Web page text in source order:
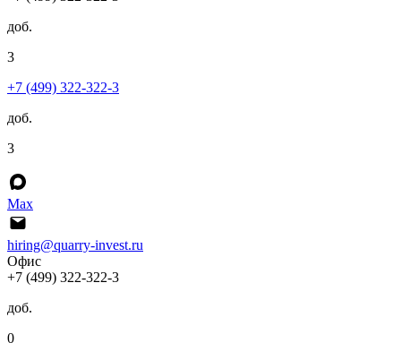
доб.
3
+7 (499) 322-322-3
доб.
3
Max
hiring@quarry-invest.ru
Офис
+7 (499) 322-322-3
доб.
0